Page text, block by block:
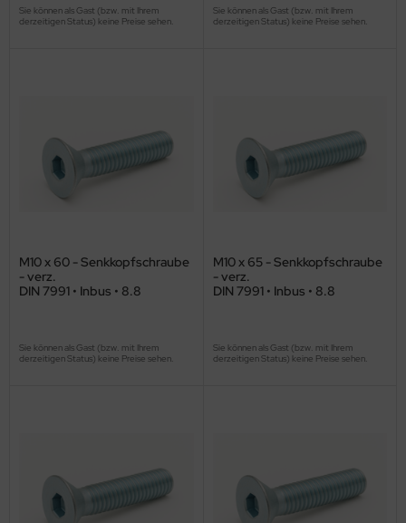
Sie können als Gast (bzw. mit Ihrem
derzeitigen Status) keine Preise sehen.
Sie können als Gast (bzw. mit Ihrem
derzeitigen Status) keine Preise sehen.
M10 x 60 - Senkkopfschraube
- verz.
DIN 7991 • Inbus • 8.8
Sie können als Gast (bzw. mit Ihrem
derzeitigen Status) keine Preise sehen.
M10 x 65 - Senkkopfschraube
- verz.
DIN 7991 • Inbus • 8.8
Sie können als Gast (bzw. mit Ihrem
derzeitigen Status) keine Preise sehen.